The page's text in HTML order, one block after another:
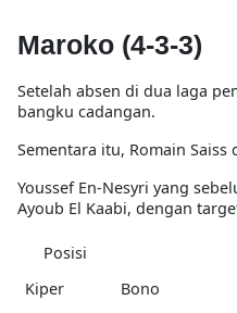
Maroko (4-3-3)
Setelah absen di dua laga
bangku cadangan.
Sementara itu, Romain
Youssef En-Nesyri yang
Ayoub El Kaabi, dengan
Posisi
Kiper
Bono